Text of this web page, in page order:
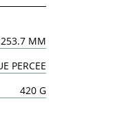
253.7 MM
PERCEE
420 G